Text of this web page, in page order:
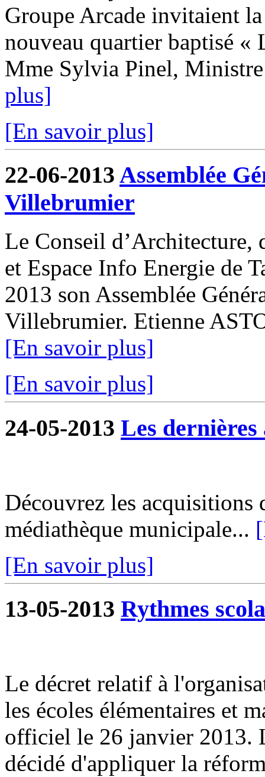
Groupe Arcade invitaient
nouveau quartier baptisé «
Mme Sylvia Pinel,
plus]
[En savoir plus]
22-06-2013 Assemblée
Villebrumier
Le Conseil d’Architecture,
et Espace Info Energie de
2013 son Assemblée
Villebrumier. Etienne
[En savoir plus]
[En savoir plus]
24-05-2013 Les
Découvrez les acquisitions
médiathèque municipale...
[En savoir plus]
13-05-2013 Rythmes
Le décret relatif à
les écoles élémentaires et
officiel le 26 janvier 2013.
décidé d'appliquer la